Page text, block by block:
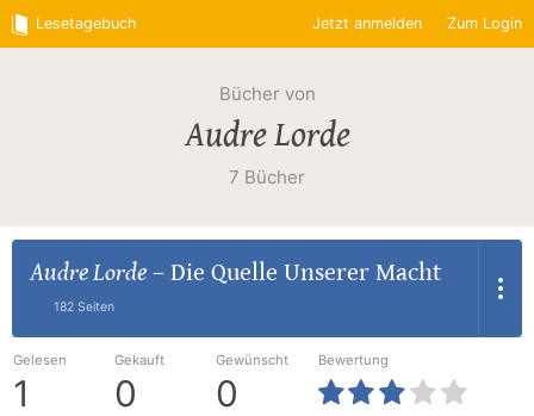
Lesetagebuch Jetzt anmelden Zum Login
Bücher von
Audre Lorde
7 Bücher
Audre Lorde– Die Quelle Unserer Macht
182 Seiten
Gelesen
1
Gekauft
0
Gewünscht
0
Bewertung